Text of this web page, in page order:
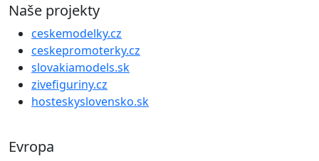
Naše projekty
ceskemodelky.cz
ceskepromoterky.cz
slovakiamodels.sk
zivefiguriny.cz
hosteskyslovensko.sk
Evropa